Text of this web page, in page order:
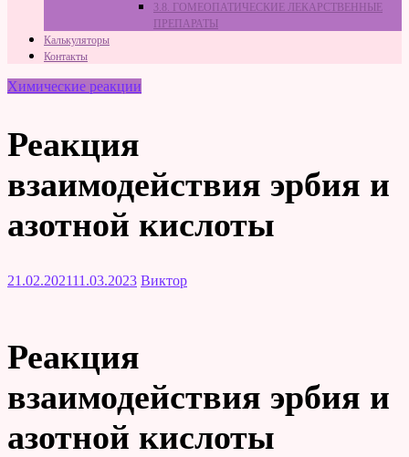
3.8. ГОМЕОПАТИЧЕСКИЕ ЛЕКАРСТВЕННЫЕ
ПРЕПАРАТЫ
Калькуляторы
Контакты
Химические реакции
Реакция
взаимодействия эрбия и
азотной кислоты
21.02.202111.03.2023 Виктор
Реакция
взаимодействия эрбия и
азотной кислоты